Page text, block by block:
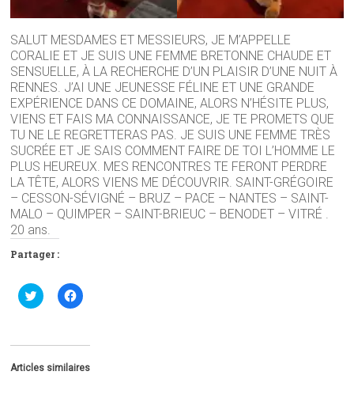
SALUT MESDAMES ET MESSIEURS, JE M’APPELLE
CORALIE ET JE SUIS UNE FEMME BRETONNE CHAUDE ET
SENSUELLE, À LA RECHERCHE D’UN PLAISIR D’UNE NUIT À
RENNES. J’AI UNE JEUNESSE FÉLINE ET UNE GRANDE
EXPÉRIENCE DANS CE DOMAINE, ALORS N’HÉSITE PLUS,
VIENS ET FAIS MA CONNAISSANCE, JE TE PROMETS QUE
TU NE LE REGRETTERAS PAS. JE SUIS UNE FEMME TRÈS
SUCRÉE ET JE SAIS COMMENT FAIRE DE TOI L’HOMME LE
PLUS HEUREUX. MES RENCONTRES TE FERONT PERDRE
LA TÊTE, ALORS VIENS ME DÉCOUVRIR. SAINT-GRÉGOIRE
– CESSON-SÉVIGNÉ – BRUZ – PACE – NANTES – SAINT-
MALO – QUIMPER – SAINT-BRIEUC – BENODET – VITRÉ .
20 ans.
Partager :
C
l
e
p
o
C
l
e
p
o
Articles similaires